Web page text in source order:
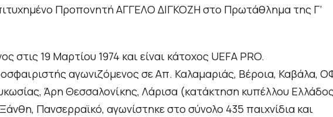
Προπονητή ΑΓΓΕΛΟ ΔΙΓΚΟΖΗ στο Πρωτάθλημα της Γ’
στις 19 Μαρτίου 1974 και είναι κάτοχος UEFA PRO.
αγωνιζόμενος σε Απ. Καλαμαριάς, Βέροια, Καβάλα,
Άρη Θεσσαλονίκης, Λάρισα (κατάκτηση κυπέλλου
Πανσερραϊκό, αγωνίστηκε στο σύνολο 435 παιχνίδια και